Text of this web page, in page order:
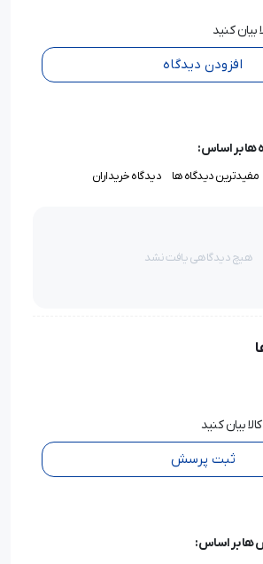
بیان کنید
افزودن دیدگاه
ها بر اساس:
مفیدترین دیدگاه ها دیدگاه خریداران
هیچ دیدگاهی یافت نشد
بیان کنید
ثبت پرسش
ها بر اساس: